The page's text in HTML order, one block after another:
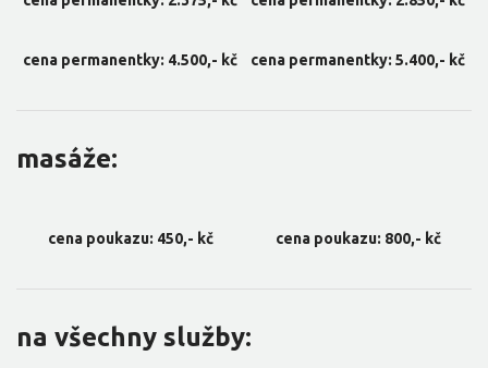
cena permanentky: 4.500,- kč cena permanentky: 5.400,- kč
masáže:
cena poukazu: 450,- kč cena poukazu: 800,- kč
na všechny služby: